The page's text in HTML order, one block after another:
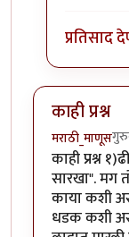
प्रतिसाद
काही प्रश्न
मराठी_माणूस
काही प्रश्न
सारखा". मग
काया कशी
धडक कशी